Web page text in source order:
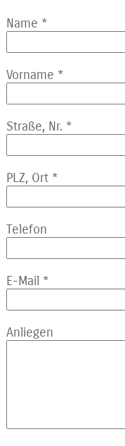
Name *
Vorname *
Straße, Nr. *
PLZ, Ort *
Telefon
E-Mail *
Anliegen